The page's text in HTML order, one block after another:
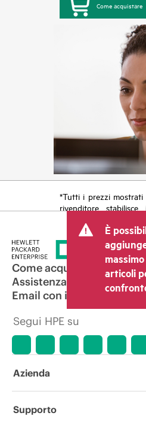
Come acquistare
*Tutti i prezzi mostrati
rivenditore
costi, come le imposte
e le spese di
transazione stabilito
variare rispetto a
rivenditori e al
mostrato. I prezzi
includere offerte
limitato. HPE si
applicare
qualsiasi momento
variazioni delle
promozione ed
È
articoli
Come acquistare
Assistenza per i prodotti
Email con il commerciale
Segui HPE su
Azienda
Informazioni su HPE
Supporto